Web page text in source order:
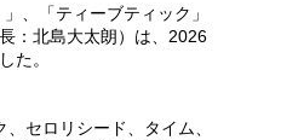
、「ティーブティック」
：北島大太朗）は、2026
た。
セロリシード、タイム、